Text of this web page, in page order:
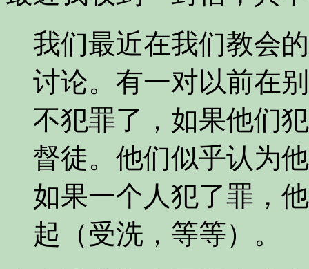
我们最近在我们教会
讨论。有一对以前在
不犯罪了，如果他们
督徒。他们似乎认为
如果一个人犯了罪，
起（受洗，等等）。